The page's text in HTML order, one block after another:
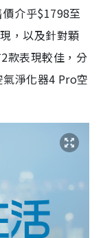
介乎$1798至
，以及針對顆
款表現較佳，分
氣淨化器4 Pro空